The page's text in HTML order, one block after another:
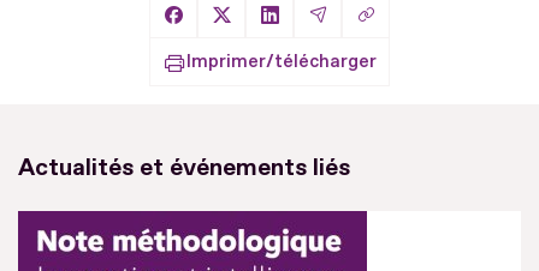
Partager sur Facebook
Partager sur X
Partager sur LinkedIn
Partager par Email
Copier le lien
Imprimer/télécharger
Actualités et événements liés